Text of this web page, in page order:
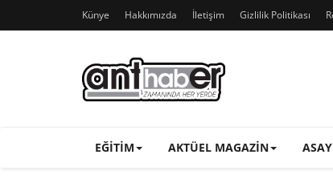
Künye Hakkımızda İletişim Gizlilik Politikası
EĞITIM AKTÜEL MAGAZIN